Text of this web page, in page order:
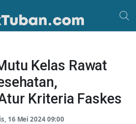
Kelas Rawat
Kriteria Faskes
16 Mei 2024 09:00